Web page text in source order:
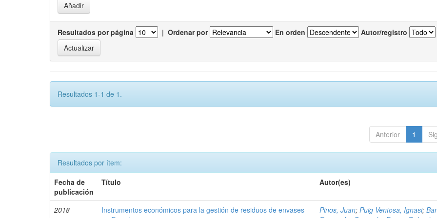
Resultados por página | Ordenar por En orden Autor/registro
Resultados 1-1 de 1.
Anterior 1
Resultados por ítem:
Fecha de
publicación
Título Autor(es)
2018
Instrumentos económicos para la gestión de residuos de envases
Pinos, Juan;Puig Ventosa, Ignasi;